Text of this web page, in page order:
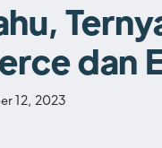
dan
12, 2023